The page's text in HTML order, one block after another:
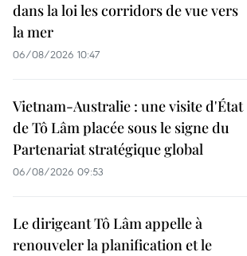
dans la loi les corridors de vue vers
la mer
06/08/2026 10:47
Vietnam-Australie : une visite d'État
de Tô Lâm placée sous le signe du
Partenariat stratégique global
06/08/2026 09:53
Le dirigeant Tô Lâm appelle à
renouveler la planification et le